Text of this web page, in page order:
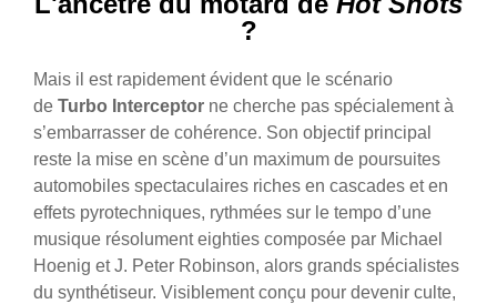
?
Mais il est rapidement évident que le scénario
de Turbo Interceptor ne cherche pas spécialement à
s’embarrasser de cohérence. Son objectif principal
reste la mise en scène d’un maximum de poursuites
automobiles spectaculaires riches en cascades et en
effets pyrotechniques, rythmées sur le tempo d’une
musique résolument eighties composée par Michael
Hoenig et J. Peter Robinson, alors grands spécialistes
du synthétiseur. Visiblement conçu pour devenir culte,